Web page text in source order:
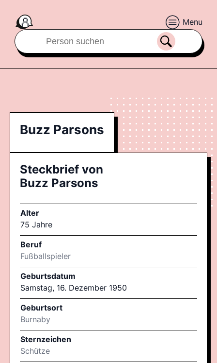
Menu
Buzz Parsons
Steckbrief von
Buzz Parsons
Alter
75 Jahre
Beruf
Fußballspieler
Geburtsdatum
Samstag, 16. Dezember 1950
Geburtsort
Burnaby
Sternzeichen
Schütze